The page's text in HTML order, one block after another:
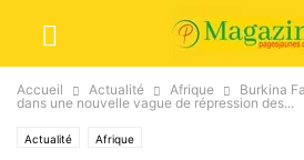
Accueil Actualité Afrique
Burkina
dans une nouvelle vague de répression des...
Actualité Afrique